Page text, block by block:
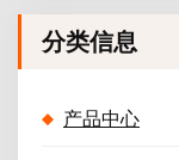
分类信息
产品中心